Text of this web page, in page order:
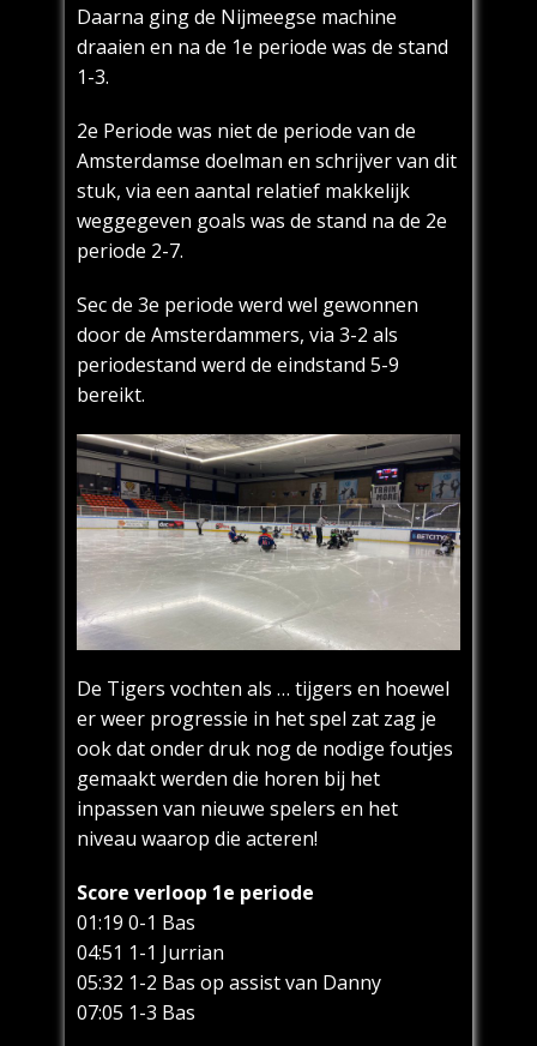
Daarna ging de Nijmeegse machine
draaien en na de 1e periode was de stand
1-3.
2e Periode was niet de periode van de
Amsterdamse doelman en schrijver van dit
stuk, via een aantal relatief makkelijk
weggegeven goals was de stand na de 2e
periode 2-7.
Sec de 3e periode werd wel gewonnen
door de Amsterdammers, via 3-2 als
periodestand werd de eindstand 5-9
bereikt.
De Tigers vochten als … tijgers en hoewel
er weer progressie in het spel zat zag je
ook dat onder druk nog de nodige foutjes
gemaakt werden die horen bij het
inpassen van nieuwe spelers en het
niveau waarop die acteren!
Score verloop 1e periode
01:19 0-1 Bas
04:51 1-1 Jurrian
05:32 1-2 Bas op assist van Danny
07:05 1-3 Bas